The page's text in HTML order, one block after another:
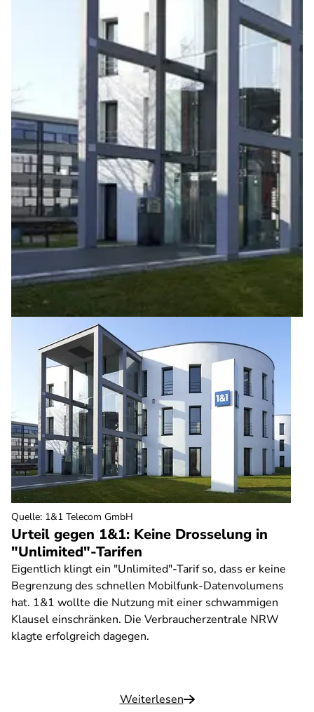
Urteil gegen 1&1: Keine Drosselung in
"Unlimited"-Tarifen
Eigentlich klingt ein "Unlimited"-Tarif so, dass er keine
Begrenzung des schnellen Mobilfunk-Datenvolumens
hat. 1&1 wollte die Nutzung mit einer schwammigen
Klausel einschränken. Die Verbraucherzentrale NRW
klagte erfolgreich dagegen.
Weiterlesen
Quelle: 1&1 Telecom GmbH